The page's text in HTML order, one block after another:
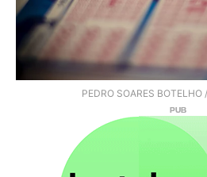
PEDRO SOARES BOTELHO